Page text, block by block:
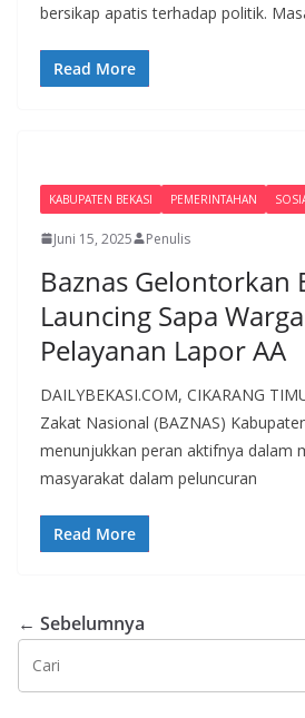
bersikap apatis terhadap politik.
Read More
KABUPATEN BEKASI PEMERINTAHAN
Juni 15, 2025 Penulis
Baznas Gelontorkan
Launcing Sapa
Pelayanan Lapor AA
DAILYBEKASI.COM, CIKARANG
Zakat Nasional (BAZNAS)
menunjukkan peran aktifnya dalam
masyarakat dalam peluncuran
Read More
← Sebelumnya